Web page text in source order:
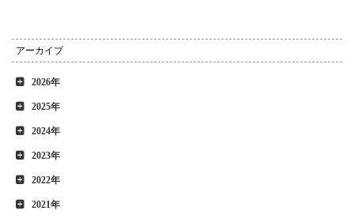
アーカイブ
2026年
2025年
2024年
2023年
2022年
2021年